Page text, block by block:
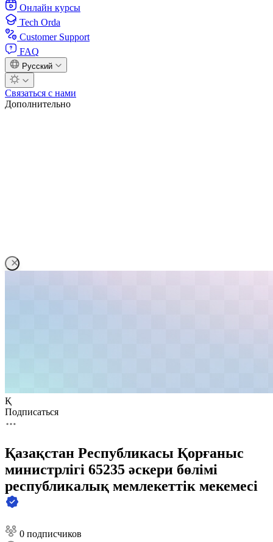
Онлайн курсы
Tech Orda
Customer Support
FAQ
Русский
Связаться с нами
Дополнительно
Қ
Подписаться
Қазақстан Республикасы Қорғаныс
министрлігі 65235 әскери бөлімі
республикалық мемлекеттік мекемесі
0 подписчиков